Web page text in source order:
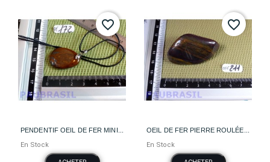
PENDENTIF OEIL DE FER MINI...
En Stock
favorite_border
OEIL DE FER PIERRE ROULÉE...
En Stock
favorite_border